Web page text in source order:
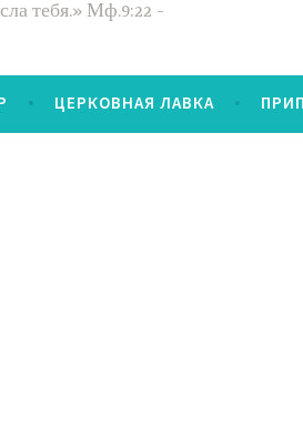
тебя.» Мф.9:22
ЦЕРКОВНАЯ ЛАВКА